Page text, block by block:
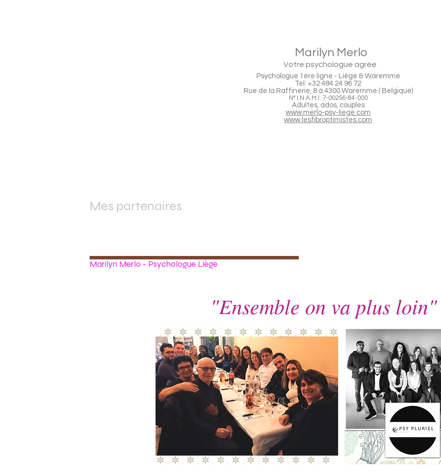
Marilyn Merlo
Votre psychologue agrée
Psychologue 1ère ligne - Liège & Waremme
Tel: +32 484 24 96 72
Rue de la Raffinerie, 8 à 4300 Waremme ( Belgique)
N° I.N.A.M.I. 7-00256-84-000
Adultes, ados, couples
www.merlo-psy-liege.com
www.lesfibroptimistes.com
Mes partenaires
Marilyn Merlo - Psychologue Liège
"Ensemble on va plus loin"